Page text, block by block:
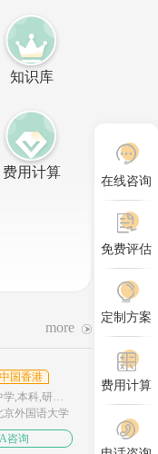
知识库
费用计算
more
中国香港
,本科,研究
外国语大学
咨询
在线咨询
免费评估
定制方案
费用计算